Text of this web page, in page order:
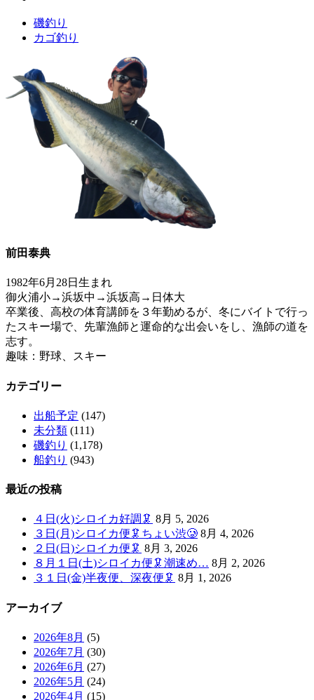
磯釣り
カゴ釣り
前田泰典
1982年6月28日生まれ
御火浦小→浜坂中→浜坂高→日体大
卒業後、高校の体育講師を３年勤めるが、冬にバイトで行っ
たスキー場で、先輩漁師と運命的な出会いをし、漁師の道を
志す。
趣味：野球、スキー
カテゴリー
出船予定 (147)
未分類 (111)
磯釣り (1,178)
船釣り (943)
最近の投稿
４日(火)シロイカ好調🦑 8月 5, 2026
３日(月)シロイカ便🦑ちょい渋🥲 8月 4, 2026
２日(日)シロイカ便🦑 8月 3, 2026
８月１日(土)シロイカ便🦑潮速め… 8月 2, 2026
３１日(金)半夜便、深夜便🦑 8月 1, 2026
アーカイブ
2026年8月 (5)
2026年7月 (30)
2026年6月 (27)
2026年5月 (24)
2026年4月 (15)